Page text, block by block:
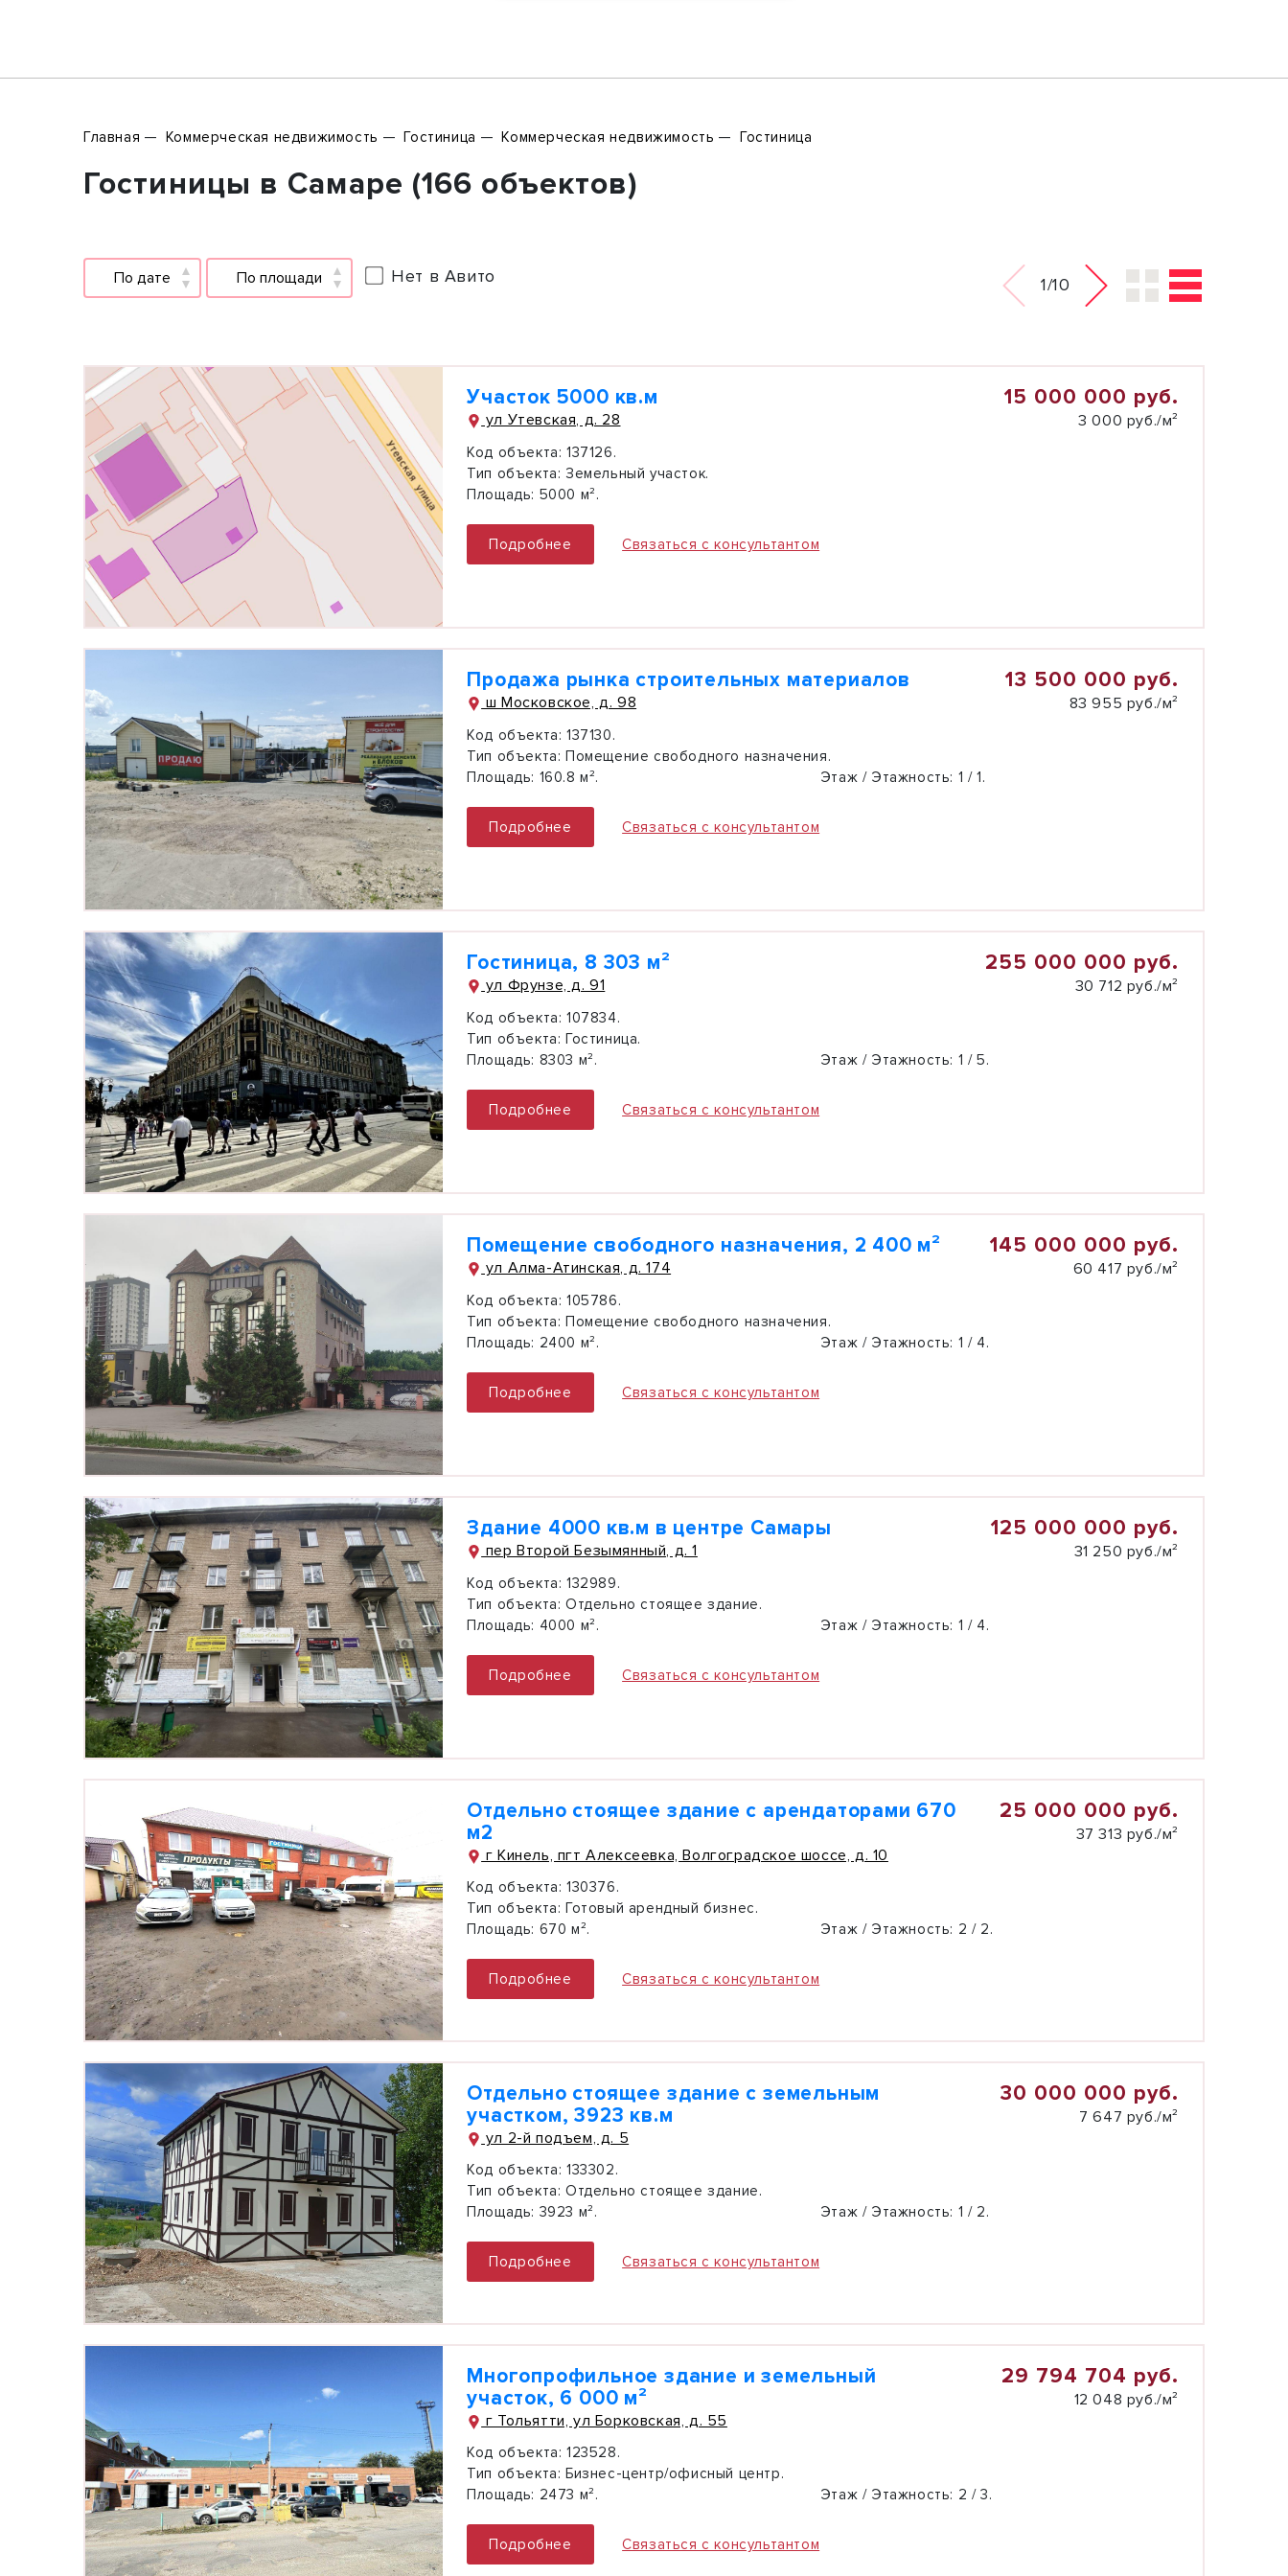
Главная Коммерческая недвижимость Гостиница Коммерческая недвижимость Гостиница
Гостиницы в Самаре (166 объектов)
По дате По площади Нет в Авито 1/10
Участок 5000 кв.м
ул Утевская, д. 28
15 000 000 руб.
3 000 руб./м²
Код объекта: 137126.
Тип объекта: Земельный участок.
Площадь: 5000 м².
Подробнее Связаться с консультантом
Продажа рынка строительных материалов
ш Московское, д. 98
13 500 000 руб.
83 955 руб./м²
Код объекта: 137130.
Тип объекта: Помещение свободного назначения.
Площадь: 160.8 м². Этаж / Этажность: 1 / 1.
Подробнее Связаться с консультантом
Гостиница, 8 303 м²
ул Фрунзе, д. 91
255 000 000 руб.
30 712 руб./м²
Код объекта: 107834.
Тип объекта: Гостиница.
Площадь: 8303 м². Этаж / Этажность: 1 / 5.
Подробнее Связаться с консультантом
Помещение свободного назначения, 2 400 м²
ул Алма-Атинская, д. 174
145 000 000 руб.
60 417 руб./м²
Код объекта: 105786.
Тип объекта: Помещение свободного назначения.
Площадь: 2400 м². Этаж / Этажность: 1 / 4.
Подробнее Связаться с консультантом
Здание 4000 кв.м в центре Самары
пер Второй Безымянный, д. 1
125 000 000 руб.
31 250 руб./м²
Код объекта: 132989.
Тип объекта: Отдельно стоящее здание.
Площадь: 4000 м². Этаж / Этажность: 1 / 4.
Подробнее Связаться с консультантом
Отдельно стоящее здание с арендаторами 670
м2
г Кинель, пгт Алексеевка, Волгоградское шоссе, д. 10
25 000 000 руб.
37 313 руб./м²
Код объекта: 130376.
Тип объекта: Готовый арендный бизнес.
Площадь: 670 м². Этаж / Этажность: 2 / 2.
Подробнее Связаться с консультантом
Отдельно стоящее здание с земельным
участком, 3923 кв.м
ул 2-й подъем, д. 5
30 000 000 руб.
7 647 руб./м²
Код объекта: 133302.
Тип объекта: Отдельно стоящее здание.
Площадь: 3923 м². Этаж / Этажность: 1 / 2.
Подробнее Связаться с консультантом
Многопрофильное здание и земельный
участок, 6 000 м²
г Тольятти, ул Борковская, д. 55
29 794 704 руб.
12 048 руб./м²
Код объекта: 123528.
Тип объекта: Бизнес-центр/офисный центр.
Площадь: 2473 м². Этаж / Этажность: 2 / 3.
Подробнее Связаться с консультантом